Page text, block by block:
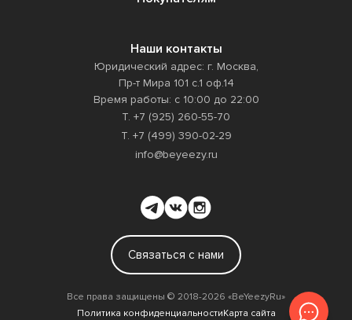
Наши контакты
Юридический адрес: г. Москва,
Пр-т Мира 101 с.1 оф.14
Время работы: с 10:00 до 22:00
Т. +7 (925) 260-55-70
Т. +7 (499) 390-02-29
info@beyeezy.ru
Связаться с нами
Все права защищены ©️ 2018-2026 «BeYeezyRu»
Политика конфиденциальностиКарта сайта